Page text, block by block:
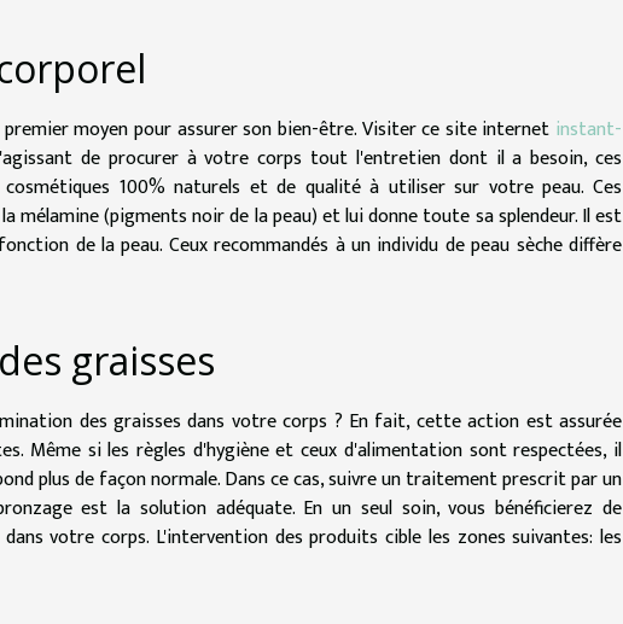
moyen pour assurer son bien-être. Visiter ce site internet instant-
de procurer à votre corps tout l'entretien dont il a besoin, ces
100% naturels et de qualité à utiliser sur votre peau. Ces
(pigments noir de la peau) et lui donne toute sa splendeur. Il est
de la peau. Ceux recommandés à un individu de peau sèche diffère
graisses
des graisses dans votre corps ? En fait, cette action est assurée
Même si les règles d'hygiène et ceux d'alimentation sont respectées, il
plus de façon normale. Dans ce cas, suivre un traitement prescrit par un
est la solution adéquate. En un seul soin, vous bénéficierez de
votre corps. L'intervention des produits cible les zones suivantes: les